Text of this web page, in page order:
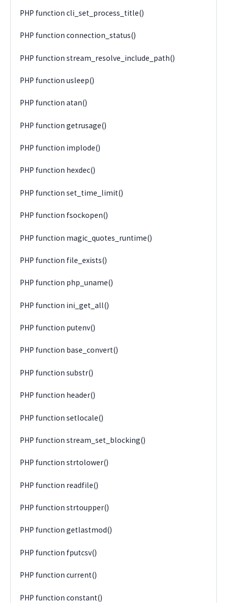
PHP function cli_set_process_title()
PHP function connection_status()
PHP function stream_resolve_include_path()
PHP function usleep()
PHP function atan()
PHP function getrusage()
PHP function implode()
PHP function hexdec()
PHP function set_time_limit()
PHP function fsockopen()
PHP function magic_quotes_runtime()
PHP function file_exists()
PHP function php_uname()
PHP function ini_get_all()
PHP function putenv()
PHP function base_convert()
PHP function substr()
PHP function header()
PHP function setlocale()
PHP function stream_set_blocking()
PHP function strtolower()
PHP function readfile()
PHP function strtoupper()
PHP function getlastmod()
PHP function fputcsv()
PHP function current()
PHP function constant()